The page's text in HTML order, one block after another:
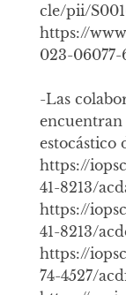
cle/pii/
https://
023-06077-
-Las
estocástico
https://
41-8213/
https://
41-8213/
https://
74-4527/